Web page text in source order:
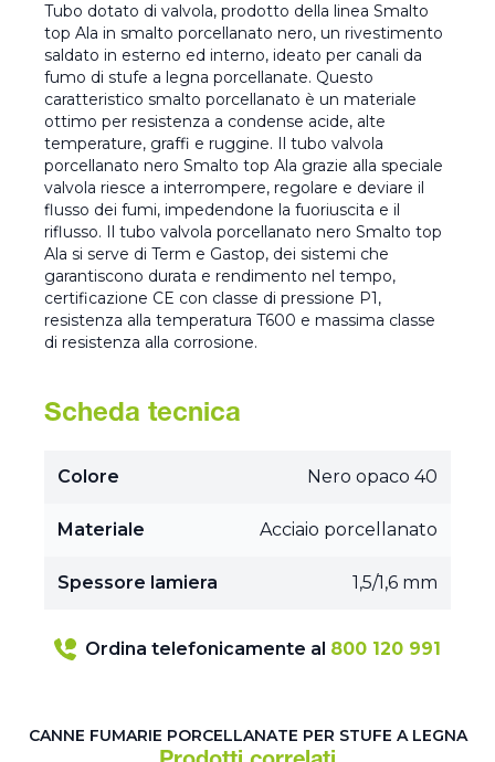
Tubo dotato di valvola, prodotto della linea Smalto
top Ala in smalto porcellanato nero, un rivestimento
saldato in esterno ed interno, ideato per canali da
fumo di stufe a legna porcellanate. Questo
caratteristico smalto porcellanato è un materiale
ottimo per resistenza a condense acide, alte
temperature, graffi e ruggine. Il tubo valvola
porcellanato nero Smalto top Ala grazie alla speciale
valvola riesce a interrompere, regolare e deviare il
flusso dei fumi, impedendone la fuoriuscita e il
riflusso. Il tubo valvola porcellanato nero Smalto top
Ala si serve di Term e Gastop, dei sistemi che
garantiscono durata e rendimento nel tempo,
certificazione CE con classe di pressione P1,
resistenza alla temperatura T600 e massima classe
di resistenza alla corrosione.
Scheda tecnica
Colore Nero opaco 40
Materiale Acciaio porcellanato
Spessore lamiera 1,5/1,6 mm
Ordina telefonicamente al 800 120 991
CANNE FUMARIE PORCELLANATE PER STUFE A LEGNA